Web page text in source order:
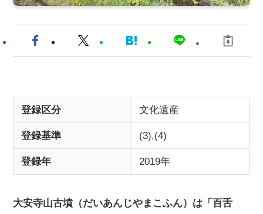
登録区分 文化遺産
登録基準 (3),(4)
登録年 2019年
大安寺山古墳（だいあんじやまこふん）は「百舌